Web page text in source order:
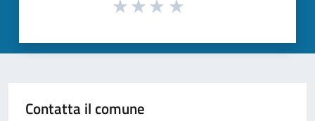
Contatta il comune